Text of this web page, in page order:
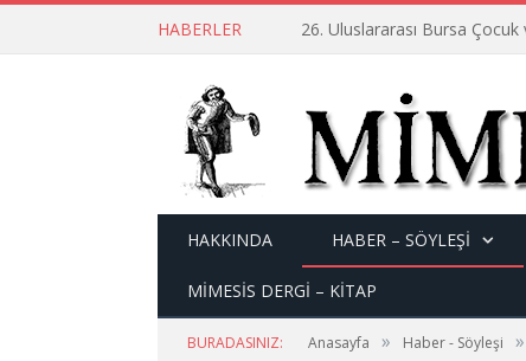
HABERLER 26. Uluslararası Bursa
HAKKINDA HABER – SÖYLEŞI
MİMESİS DERGİ – KİTAP
BURADASINIZ: Anasayfa » Haber - Söyleşi »